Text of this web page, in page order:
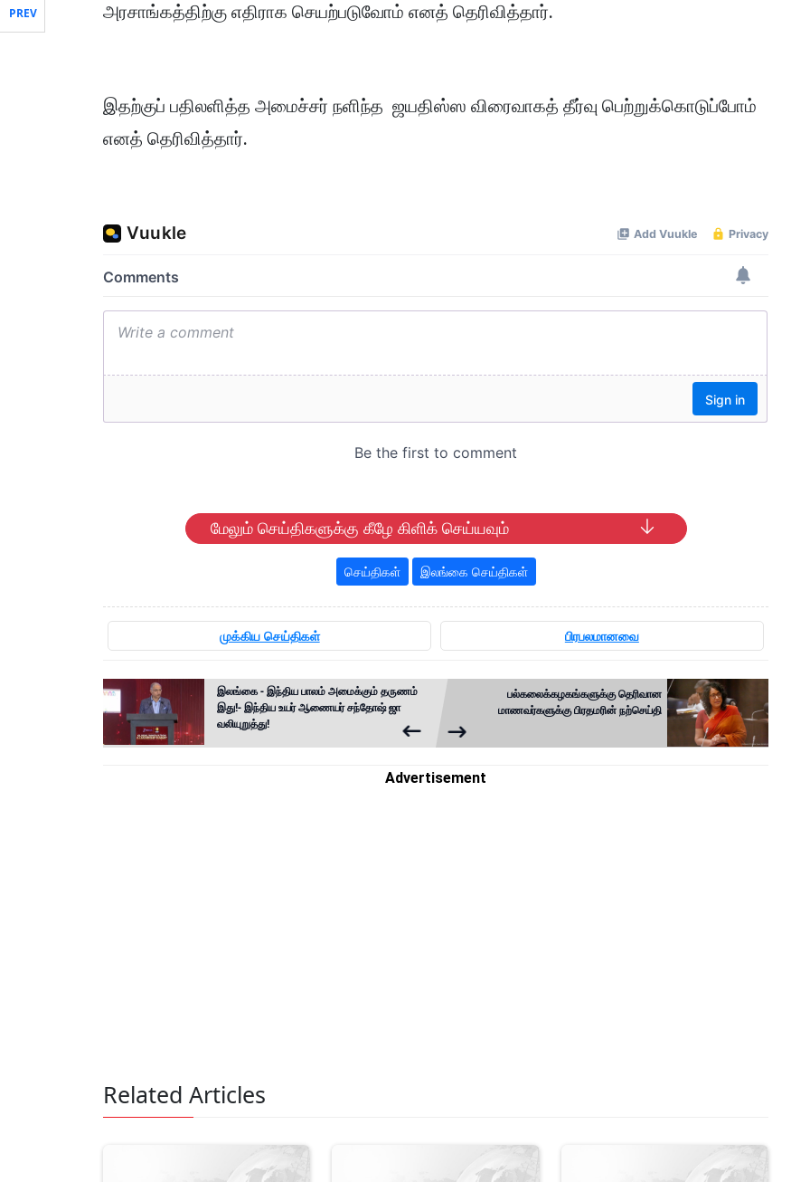
அரசாங்கத்திற்கு எதிராக செயற்படுவோம் எனத் தெரிவித்தார்.
இதற்குப் பதிலளித்த அமைச்சர் நளிந்த ஜயதிஸ்ஸ விரைவாகத் தீர்வு பெற்றுக்கொடுப்போம்
எனத் தெரிவித்தார்.
மேலும் செய்திகளுக்கு கீழே கிளிக் செய்யவும்
செய்திகள் இலங்கை செய்திகள்
முக்கிய செய்திகள் பிரபலமானவை
இலங்கை - இந்திய பாலம் அமைக்கும் தருணம்
இது!- இந்திய உயர் ஆணையர் சந்தோஷ் ஜா
வலியுறுத்து!
பல்கலைக்கழகங்களுக்கு தெரிவான
மாணவர்களுக்கு பிரதமரின் நற்செய்தி
PREV
Advertisement
Related Articles